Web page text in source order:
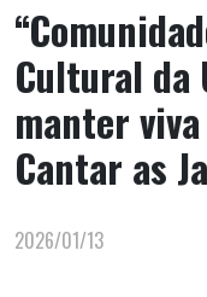
Cultural da
manter
Cantar as
2026/01/13